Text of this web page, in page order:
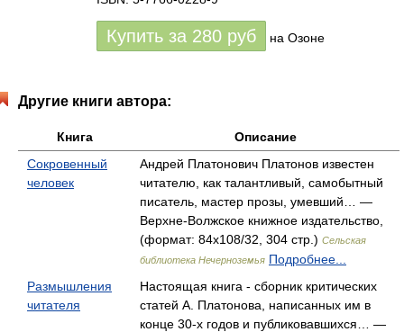
Купить за 280 руб на Озоне
Другие книги автора:
Книга
Описание
Сокровенный
человек
Андрей Платонович Платонов известен
читателю, как талантливый, самобытный
писатель, мастер прозы, умевший… —
Верхне-Волжское книжное издательство,
(формат: 84x108/32, 304 стр.) Сельская
библиотека Нечерноземья Подробнее...
Размышления
читателя
Настоящая книга - сборник критических
статей А. Платонова, написанных им в
конце 30-х годов и публиковавшихся… —